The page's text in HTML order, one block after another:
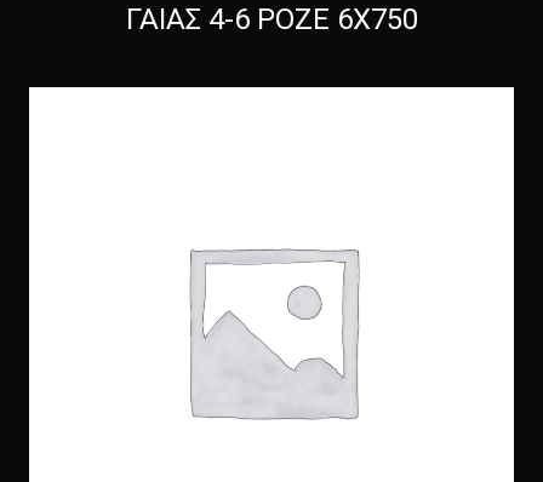
ΓΑΙΑΣ 4-6 ΡΟΖΕ 6Χ750